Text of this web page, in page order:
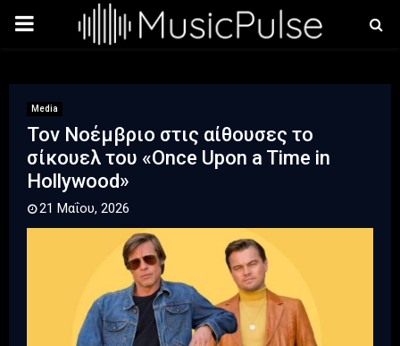
PRIMARY
Media
Τον Νοέμβριο στις αίθουσες το
σίκουελ του «Once Upon a Time in
Hollywood»
21 Μαΐου, 2026